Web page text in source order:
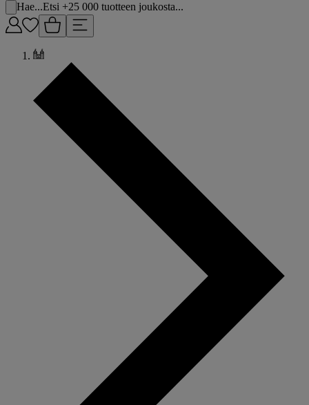
Hae...Etsi +25 000 tuotteen joukosta...